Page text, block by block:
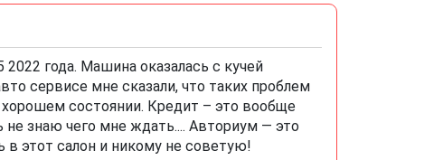
года. Машина оказалась с кучей
сервисе мне сказали, что таких проблем
состоянии. Кредит – это вообще
знаю чего мне ждать.... Авториум — это
этот салон и никому не советую!